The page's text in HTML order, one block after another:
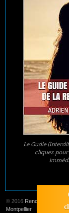
Le Gudie
cliquez
© 2016 Rencontre
Montpellier